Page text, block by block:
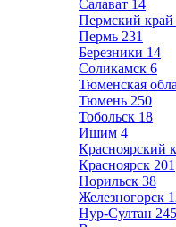
Салават 14
Пермский край
Пермь 231
Березники 14
Соликамск 6
Тюменская
Тюмень 250
Тобольск 18
Ишим 4
Красноярский
Красноярск 201
Норильск 38
Железногорск
Нур-Султан 245